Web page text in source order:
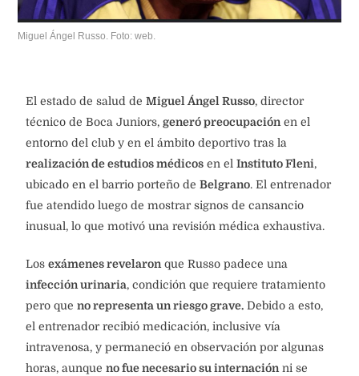
Miguel Ángel Russo. Foto: web.
El estado de salud de Miguel Ángel Russo, director
técnico de Boca Juniors, generó preocupaciónen el
entorno del club y en el ámbito deportivo tras la
realización de estudios médicos en el Instituto Fleni,
ubicado en el barrio porteño de Belgrano. El entrenador
fue atendido luego de mostrar signos de cansancio
inusual, lo que motivó una revisión médica exhaustiva.
Los exámenes revelaronque Russo padece una
infección urinaria, condición que requiere tratamiento
pero que no representa un riesgo grave. Debido a esto,
el entrenador recibió medicación, inclusive vía
intravenosa, y permaneció en observación por algunas
horas, aunque no fue necesario su internaciónni se